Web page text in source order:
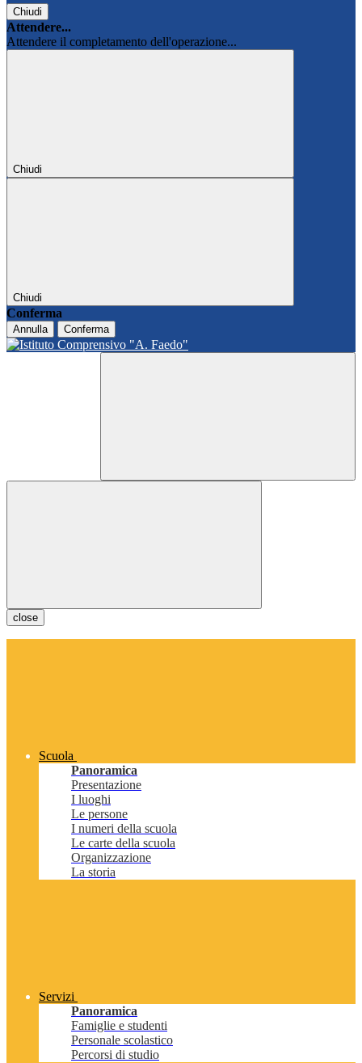
Chiudi
Attendere...
Attendere il completamento dell'operazione...
Chiudi
Chiudi
Conferma
Annulla Conferma
close
Scuola
Panoramica
Presentazione
I luoghi
Le persone
I numeri della scuola
Le carte della scuola
Organizzazione
La storia
Servizi
Panoramica
Famiglie e studenti
Personale scolastico
Percorsi di studio